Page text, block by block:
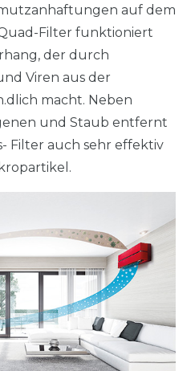
auf dem
Filter funktioniert
der durch
Viren aus der
macht. Neben
und Staub entfernt
Filter auch sehr effektiv